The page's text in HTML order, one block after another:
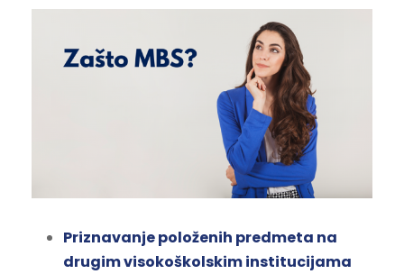
Priznavanje položenih predmeta na
drugim visokoškolskim institucijama